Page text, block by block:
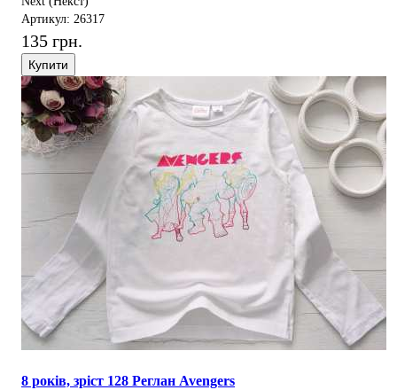
Артикул: 26317
135 грн.
Купити
8 років, зріст 128 Реглан Avengers